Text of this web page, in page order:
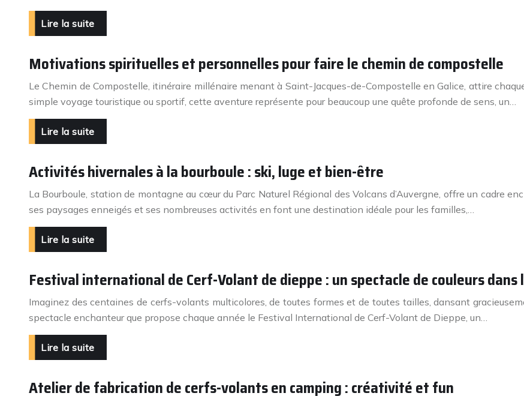
Lire la suite
Motivations spirituelles et personnelles pour faire le chemin de compostelle
Le Chemin de Compostelle, itinéraire millénaire menant à Saint-Jacques-de-Compostelle en Galice, attire
simple voyage touristique ou sportif, cette aventure représente pour beaucoup une quête profonde de sens, un…
Lire la suite
Activités hivernales à la bourboule : ski, luge et bien-être
La Bourboule, station de montagne au cœur du Parc Naturel Régional des Volcans d’Auvergne, offre un cadre
ses paysages enneigés et ses nombreuses activités en font une destination idéale pour les familles,…
Lire la suite
Festival international de Cerf-Volant de dieppe : un spectacle de couleurs dans
Imaginez des centaines de cerfs-volants multicolores, de toutes formes et de toutes tailles, dansant
spectacle enchanteur que propose chaque année le Festival International de Cerf-Volant de Dieppe, un…
Lire la suite
Atelier de fabrication de cerfs-volants en camping : créativité et fun